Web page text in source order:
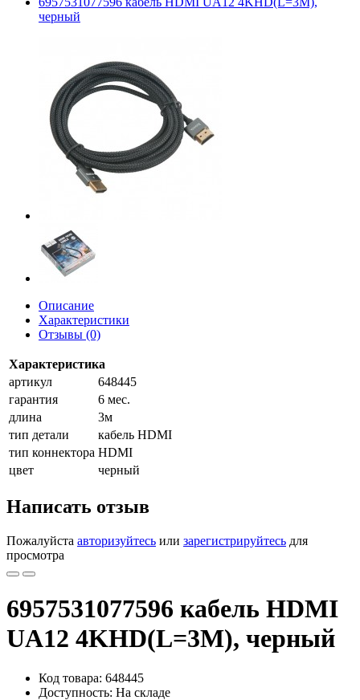
черный
Описание
Характеристики
Отзывы (0)
Характеристика
артикул
648445
гарантия
6 мес.
длина
3м
тип детали
кабель HDMI
тип коннектора HDMI
цвет
черный
Написать отзыв
Пожалуйста авторизуйтесь или зарегистрируйтесь для
просмотра
6957531077596 кабель HDMI
UA12 4KHD(L=3M), черный
Код товара: 648445
Доступность: На складе